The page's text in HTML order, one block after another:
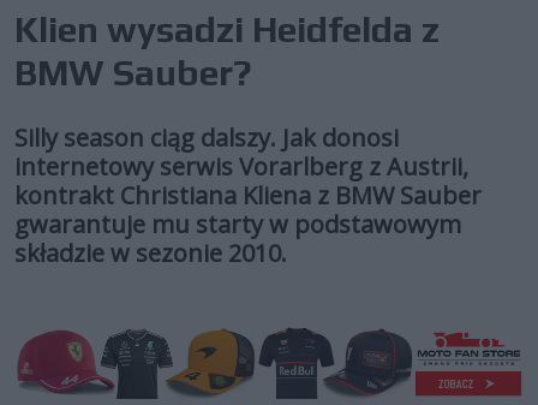
Klien wysadzi Heidfelda z
BMW Sauber?
Silly season ciąg dalszy. Jak donosi
internetowy serwis Vorarlberg z Austrii,
kontrakt Christiana Kliena z BMW Sauber
gwarantuje mu starty w podstawowym
składzie w sezonie 2010.